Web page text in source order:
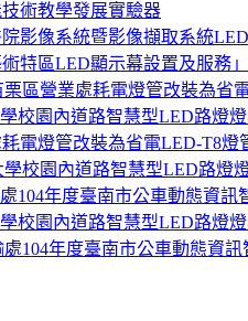
術教學發展實驗器
影像系統暨影像擷取系統
特區LED顯示幕設置及服務
栗區營業處耗電燈管改裝為
校園內道路智慧型LED路燈
耗電燈管改裝為省電LED-T8
學校園內道路智慧型LED路燈
104年度臺南市公車動態資
校園內道路智慧型LED路燈
處104年度臺南市公車動態資